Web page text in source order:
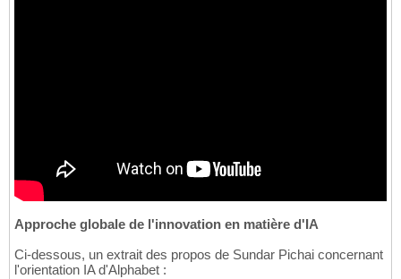
Approche globale de l'innovation en matière d'IA
Ci-dessous, un extrait des propos de Sundar Pichai concernant
l'orientation IA d'Alphabet :